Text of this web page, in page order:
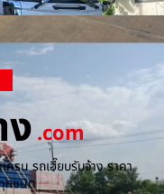
.com
ครน รถเฮี๊ยบรับจ้าง ราคา
กชนิด